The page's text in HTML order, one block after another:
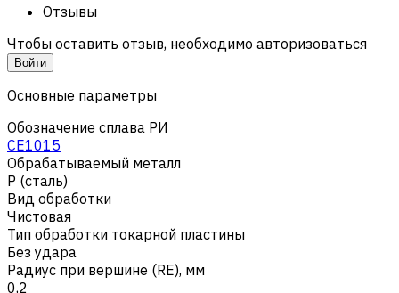
Отзывы
Чтобы оставить отзыв, необходимо авторизоваться
Войти
Основные параметры
Обозначение сплава РИ
CE1015
Обрабатываемый металл
Р (сталь)
Вид обработки
Чистовая
Тип обработки токарной пластины
Без удара
Радиус при вершине (RE), мм
0,2